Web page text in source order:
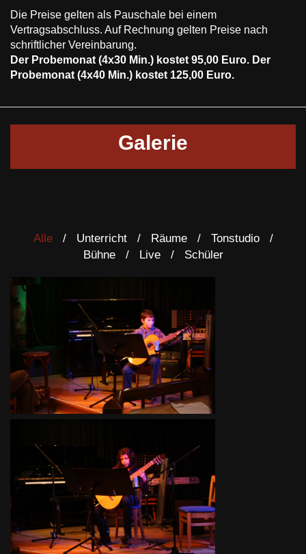
Die Preise gelten als Pauschale bei einem
Vertragsabschluss. Auf Rechnung gelten Preise nach
schriftlicher Vereinbarung.
Der Probemonat (4x30 Min.) kostet 95,00 Euro. Der
Probemonat (4x40 Min.) kostet 125,00 Euro.
Galerie
Alle Unterricht Räume
Tonstudio
Bühne
Live Schüler
Ferienfinale
Freizeit 2010
Ferienfinale
Freizeit 2010